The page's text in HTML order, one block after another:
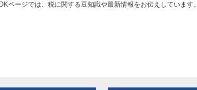
ページでは、税に関する豆知識や最新情報をお伝えしています。